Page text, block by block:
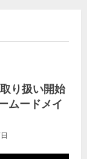
り扱い開始
ムードメイ